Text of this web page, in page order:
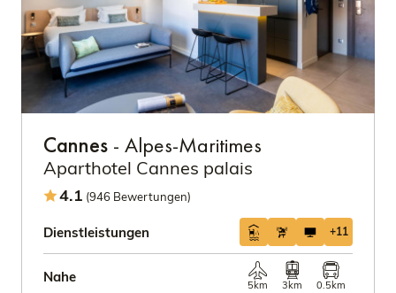
Cannes - Alpes-Maritimes
Aparthotel Cannes palais
4.1 (946 Bewertungen)
Dienstleistungen +11
Nahe
5km 3km 0.5km